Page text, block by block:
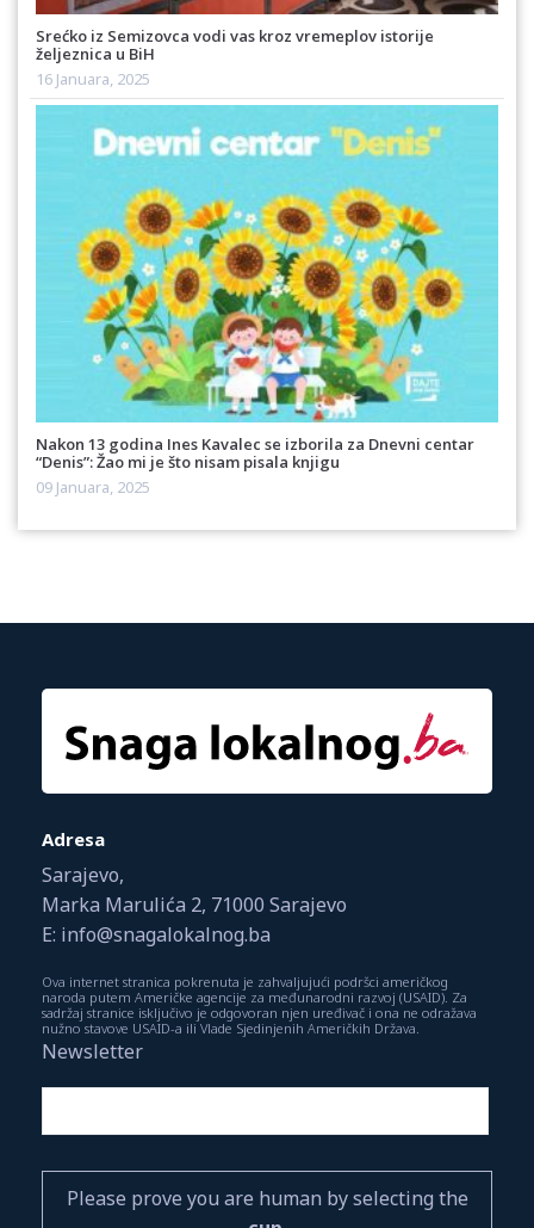
Srećko iz Semizovca vodi vas kroz vremeplov istorije
željeznica u BiH
16 Januara, 2025
Nakon 13 godina Ines Kavalec se izborila za Dnevni centar
“Denis”: Žao mi je što nisam pisala knjigu
09 Januara, 2025
Adresa
Sarajevo,
Marka Marulića 2, 71000 Sarajevo
E: info@snagalokalnog.ba
Ova internet stranica pokrenuta je zahvaljujući podršci američkog
naroda putem Američke agencije za međunarodni razvoj (USAID). Za
sadržaj stranice isključivo je odgovoran njen uređivač i ona ne odražava
nužno stavove USAID-a ili Vlade Sjedinjenih Američkih Država.
Newsletter
Please prove you are human by selecting the